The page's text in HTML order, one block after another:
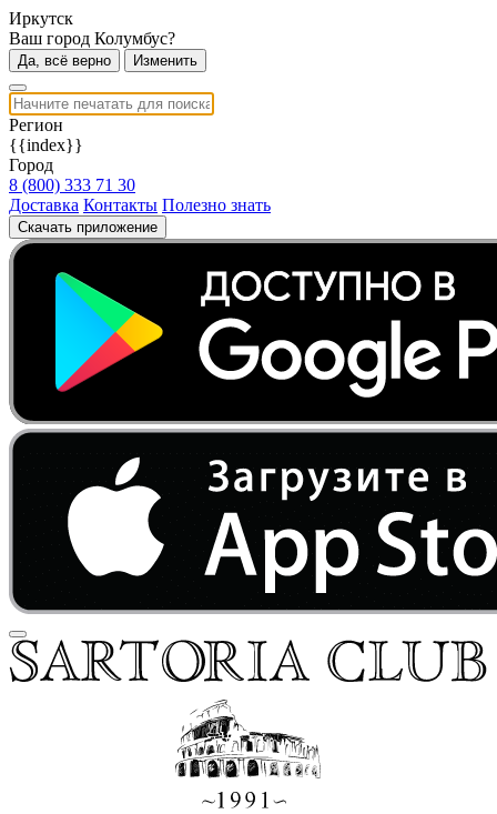
Иркутск
Ваш город Колумбус?
Да, всё верно Изменить
Регион
{{index}}
Город
8 (800) 333 71 30
Доставка Контакты Полезно знать
Скачать приложение